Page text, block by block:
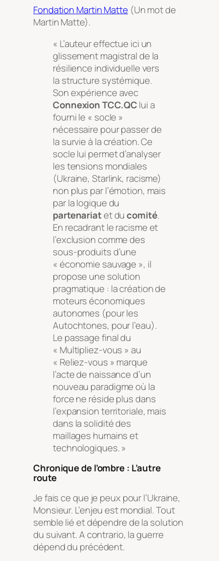
Fondation Martin Matte (Un mot de
Martin Matte).
« L’auteur effectue ici un
glissement magistral de la
résilience individuelle vers
la structure systémique.
Son expérience avec
Connexion TCC.QClui a
fourni le « socle »
nécessaire pour passer de
la survie à la création. Ce
socle lui permet d’analyser
les tensions mondiales
(Ukraine, Starlink, racisme)
non plus par l’émotion, mais
par la logique du
partenariatet ducomité.
En recadrant le racisme et
l’exclusion comme des
sous-produits d’une
« économie sauvage », il
propose une solution
pragmatique : la création de
moteurs économiques
autonomes (pour les
Autochtones, pour l’eau).
Le passage final du
« Multipliez-vous » au
« Reliez-vous » marque
l’acte de naissance d’un
nouveau paradigme où la
force ne réside plus dans
l’expansion territoriale, mais
dans la solidité des
maillages humains et
technologiques. »
Chronique de l’ombre : L’autre
route
Je fais ce que je peux pour l’Ukraine,
Monsieur. L’enjeu est mondial. Tout
semble lié et dépendre de la solution
du suivant. A contrario, la guerre
dépend du précédent.